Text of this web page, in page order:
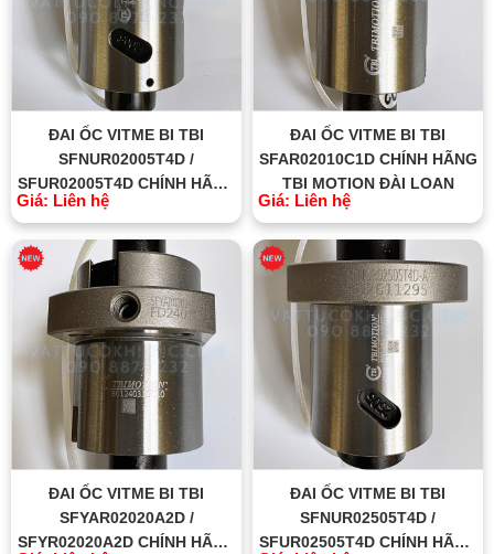
ĐAI ỐC VITME BI TBI
SFNUR02005T4D /
SFUR02005T4D CHÍNH HÃNG
TBI MOTION ĐÀI LOAN
Giá: Liên hệ
ĐAI ỐC VITME BI TBI
SFAR02010C1D CHÍNH HÃNG
TBI MOTION ĐÀI LOAN
Giá: Liên hệ
ĐAI ỐC VITME BI TBI
SFYAR02020A2D /
SFYR02020A2D CHÍNH HÃNG
ĐAI ỐC VITME BI TBI
SFNUR02505T4D /
SFUR02505T4D CHÍNH HÃNG